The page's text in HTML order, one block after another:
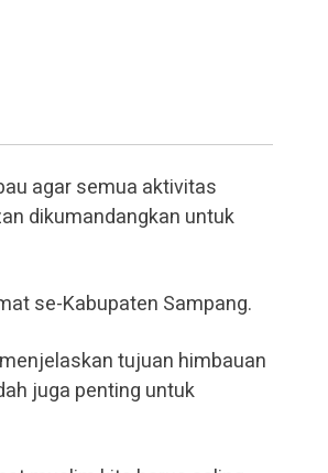
agar semua aktivitas
dikumandangkan untuk
se-Kabupaten Sampang.
tujuan himbauan
juga penting untuk